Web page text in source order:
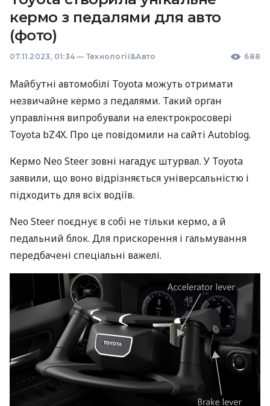
кермо з педалями для авто
(фото)
07.11.2023, 01:34 — Технології&Авто 688
Майбутні автомобілі Toyota можуть отримати
незвичайне кермо з педалями. Такий орган
управління випробували на електрокросовері
Toyota bZ4X. Про це повідомили на сайті Autoblog.
Кермо Neo Steer зовні нагадує штурвал. У Toyota
заявили, що воно відрізняється універсальністю і
підходить для всіх водіїв.
Neo Steer поєднує в собі не тільки кермо, а й
педальний блок. Для прискорення і гальмування
передбачені спеціальні важелі.